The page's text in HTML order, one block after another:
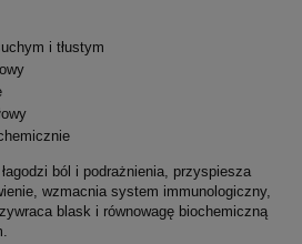
i tłustym
ból i podrażnienia, przyspiesza
wzmacnia system immunologiczny,
blask i równowagę biochemiczną